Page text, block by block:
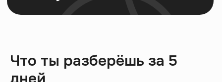
Что ты разберёшь за 5
сцен.